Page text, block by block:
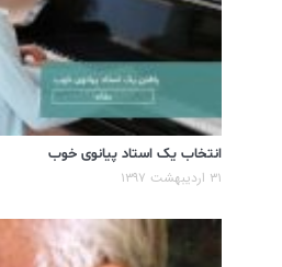
انتخاب یک استاد پیانوی خوب
۳۱ اردیبهشت ۱۳۹۷